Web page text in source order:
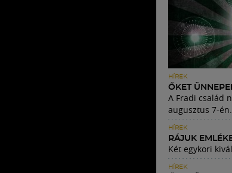
HÍREK
ŐKET
A Fradi család
augusztus 7-én.
HÍREK
RÁJUK
Két egykori
HÍREK